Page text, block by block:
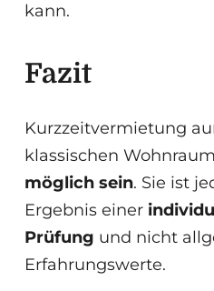
kann.
Fazit
Kurzzeitvermietung
klassischen
möglich sein. Sie ist
Ergebnis einer
Prüfung und nicht
Erfahrungswerte.